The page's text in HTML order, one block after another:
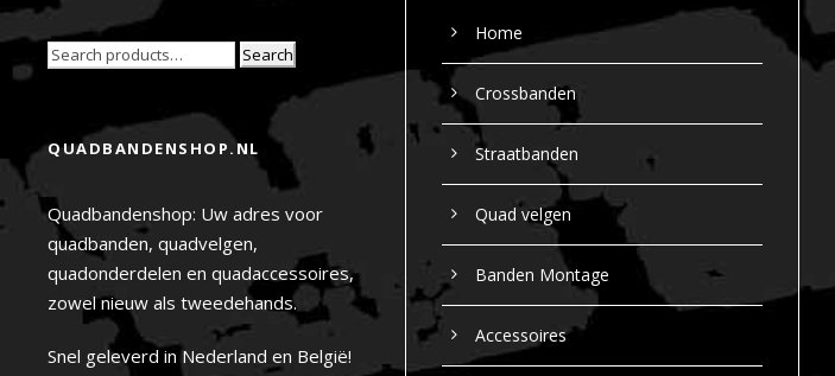
Search
QUADBANDENSHOP.NL
Quadbandenshop: Uw adres voor
quadbanden, quadvelgen,
quadonderdelen en quadaccessoires,
zowel nieuw als tweedehands.
Snel geleverd in Nederland en België!
Home
Crossbanden
Straatbanden
Quad velgen
Banden Montage
Accessoires